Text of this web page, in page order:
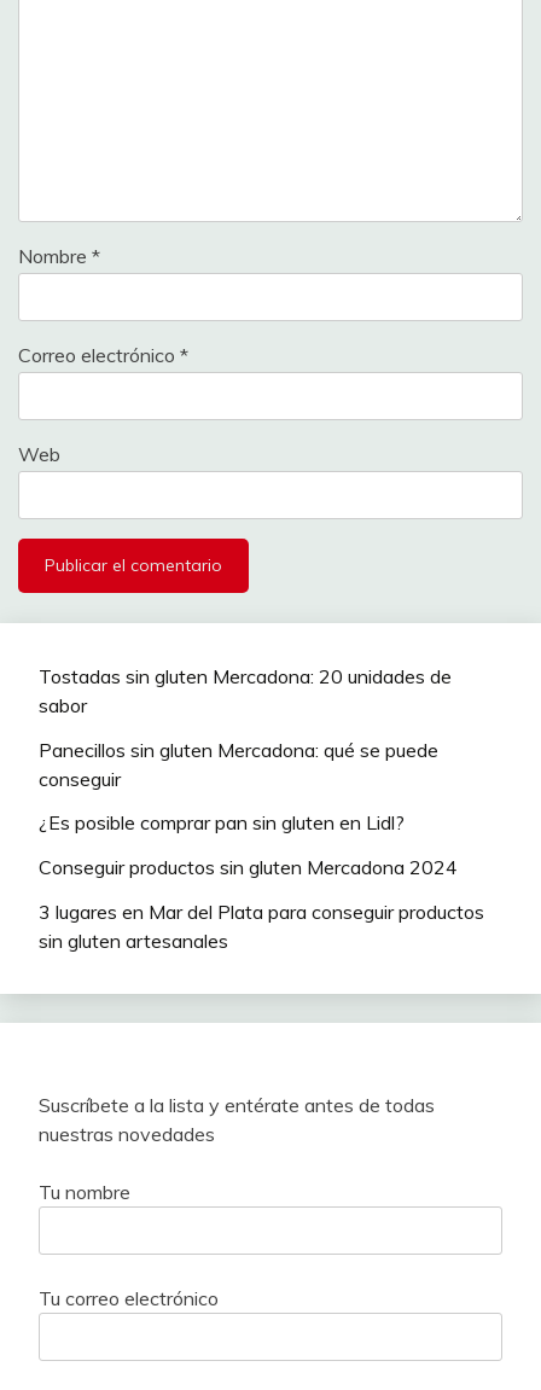
Nombre *
Correo electrónico *
Web
Tostadas sin gluten Mercadona: 20 unidades de
sabor
Panecillos sin gluten Mercadona: qué se puede
conseguir
¿Es posible comprar pan sin gluten en Lidl?
Conseguir productos sin gluten Mercadona 2024
3 lugares en Mar del Plata para conseguir productos
sin gluten artesanales
Suscríbete a la lista y entérate antes de todas
nuestras novedades
Tu nombre
Tu correo electrónico